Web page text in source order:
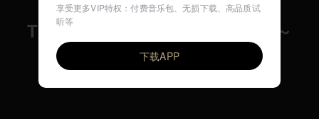
Tide Is High ～feat.Rinka Maki～
上田正樹 with Reggae Rhythm
享受更多VIP特权：付费音乐包、无损下载、高品质试
听等
下载APP